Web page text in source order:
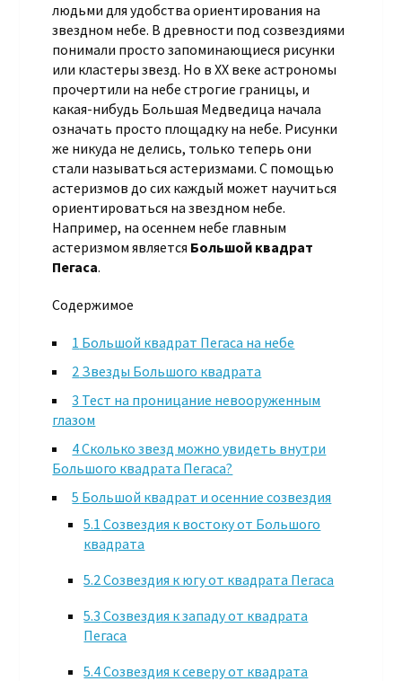
людьми для удобства ориентирования на
звездном небе. В древности под созвездиями
понимали просто запоминающиеся рисунки
или кластеры звезд. Но в XX веке астрономы
прочертили на небе строгие границы, и
какая-нибудь Большая Медведица начала
означать просто площадку на небе. Рисунки
же никуда не делись, только теперь они
стали называться астеризмами. С помощью
астеризмов до сих каждый может научиться
ориентироваться на звездном небе.
Например, на осеннем небе главным
астеризмом является Большой квадрат
Пегаса.
Содержимое
1 Большой квадрат Пегаса на небе
2 Звезды Большого квадрата
3 Тест на проницание невооруженным
глазом
4Сколько звезд можно увидеть внутри
Большого квадрата Пегаса?
5 Большой квадрат и осенние созвездия
5.1 Созвездия к востоку от Большого
квадрата
5.2Созвездия к югу от квадрата Пегаса
5.3 Созвездия к западу от квадрата
Пегаса
5.4Созвездия к северу от квадрата